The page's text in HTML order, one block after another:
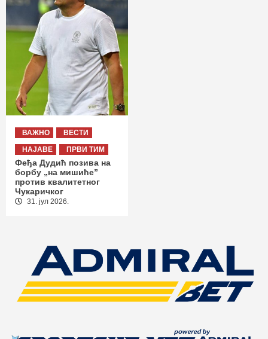
ВАЖНО
ВЕСТИ
НАЈАВЕ
ПРВИ ТИМ
Феђа Дудић позива на
борбу „на мишиће”
против квалитетног
Чукаричког
31. јул 2026.